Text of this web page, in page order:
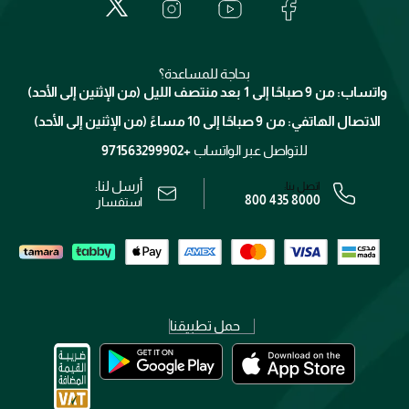
الإرجاع
برنامج الولاء ميوز
الوظائف
الشروط و الأحكام
رقم السجل التجاري: 7013320481 — صادر من وزارة التجارة
بحاجة للمساعدة؟
واتساب: من 9 صباحًا إلى 1 بعد منتصف الليل (من الإثنين إلى الأحد)
الاتصال الهاتفي: من 9 صباحًا إلى 10 مساءً (من الإثنين إلى الأحد)
للتواصل عبر الواتساب +971563299902
اتصل بنا:
800 435 8000
أرسل لنا:
استفسار
حمل تطبيقنا